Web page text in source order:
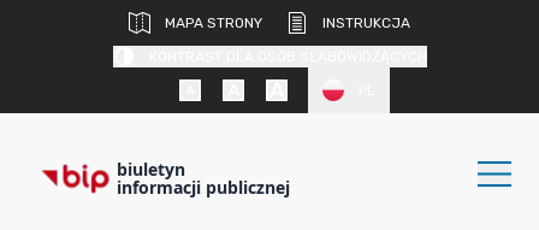
MAPA STRONY
INSTRUKCJA
biuletyn
informacji publicznej